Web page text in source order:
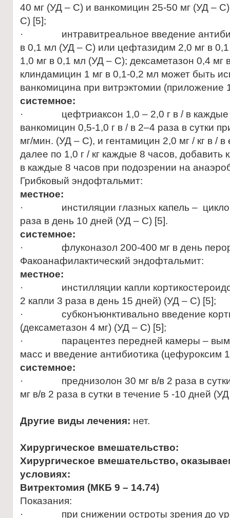
40 мг (УД – С) и ванкомицин 25-50 мг (УД –
С) [5];
· интравитреальное введение
в 0,1 мл (УД – С) или цефтазидим 2,0 мг в
1,0 мг в 0,1 мл (УД – С); дексаметазон 0,4 мг
клиндамицин 1 мг в 0,1-0,2 мл может быть
ванкомицина при витрэктомии (приложение
системное:
· цефтриаксон 1,0 – 2,0 г в / в каждые
ванкомицин 0,5-1,0 г в / в 2–4 раза в сутки
мг/мин. (УД – С), и гентамицин 2,0 мг / кг в /
далее по 1,0 г / кг каждые 8 часов, добавить
в каждые 8 часов при подозрении на
Грибковый эндофтальмит:
местное:
· инстиляции глазных капель –
раза в день 10 дней (УД – С) [5].
системное:
· флуконазол 200-400 мг в день
Факоанафилактический эндофтальмит:
местное:
· инстилляции капли
2 капли 3 раза в день 15 дней) (УД – С) [5];
· субконъюнктивально введение
(дексаметазон 4 мг) (УД – С) [5];
· парацентез передней камеры –
масс и введение антибиотика (цефуроксим
системное:
· преднизолон 30 мг в/в 2 раза в сутки,
мг в/в 2 раза в сутки в течение 5 -10 дней
Другие виды лечения: нет.
Хирургическое вмешательство:
Хирургическое вмешательство,
условиях:
Витректомия (МКБ 9 – 14.74)
Показания:
· при снижении остроты зрения до